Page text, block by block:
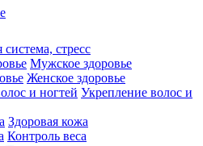
стресс
Мужское здоровье
Женское здоровье
Укрепление волос и
Здоровая кожа
Контроль веса